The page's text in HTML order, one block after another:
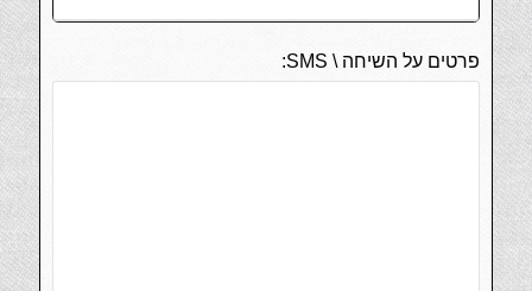
פרטים על השיחה \ SMS: